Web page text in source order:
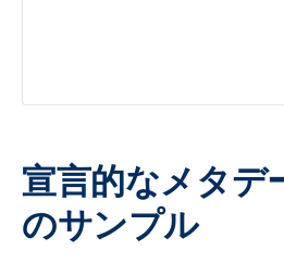
宣言的なメタデ
のサンプル